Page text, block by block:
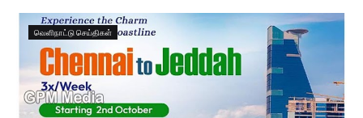
வெளிநாட்டு செய்திகள்